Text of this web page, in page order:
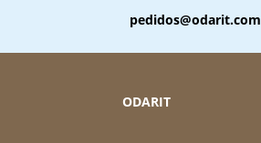
pedidos@odarit.com
ODARIT